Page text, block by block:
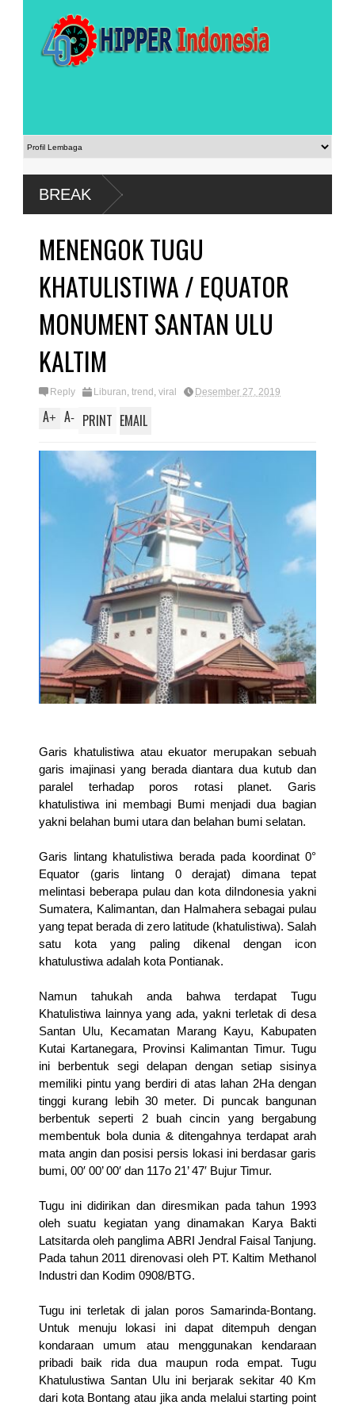
BREAK
MENENGOK TUGU
KHATULISTIWA / EQUATOR
MONUMENT SANTAN ULU
KALTIM
Reply Liburan, trend , viral Desember 27, 2019
A+ A- PRINT EMAIL
Garis khatulistiwa atau ekuator merupakan sebuah
garis imajinasi yang berada diantara dua kutub dan
paralel terhadap poros rotasi planet. Garis
khatulistiwa ini membagi Bumi menjadi dua bagian
yakni belahan bumi utara dan belahan bumi selatan.
Garis lintang khatulistiwa berada pada koordinat 0°
Equator (garis lintang 0 derajat) dimana tepat
melintasi beberapa pulau dan kota diIndonesia yakni
Sumatera, Kalimantan, dan Halmahera sebagai pulau
yang tepat berada di zero latitude (khatulistiwa). Salah
satu kota yang paling dikenal dengan icon
khatulustiwa adalah kota Pontianak.
Namun tahukah anda bahwa terdapat Tugu
Khatulistiwa lainnya yang ada, yakni terletak di desa
Santan Ulu, Kecamatan Marang Kayu, Kabupaten
Kutai Kartanegara, Provinsi Kalimantan Timur. Tugu
ini berbentuk segi delapan dengan setiap sisinya
memiliki pintu yang berdiri di atas lahan 2Ha dengan
tinggi kurang lebih 30 meter. Di puncak bangunan
berbentuk seperti 2 buah cincin yang bergabung
membentuk bola dunia & ditengahnya terdapat arah
mata angin dan posisi persis lokasi ini berdasar garis
bumi, 00′ 00’ 00′ dan 117o 21’ 47′ Bujur Timur.
Tugu ini didirikan dan diresmikan pada tahun 1993
oleh suatu kegiatan yang dinamakan Karya Bakti
Latsitarda oleh panglima ABRI Jendral Faisal Tanjung.
Pada tahun 2011 direnovasi oleh PT. Kaltim Methanol
Industri dan Kodim 0908/BTG.
Tugu ini terletak di jalan poros Samarinda-Bontang.
Untuk menuju lokasi ini dapat ditempuh dengan
kondaraan umum atau menggunakan kendaraan
pribadi baik rida dua maupun roda empat. Tugu
Khatulustiwa Santan Ulu ini berjarak sekitar 40 Km
dari kota Bontang atau jika anda melalui starting point